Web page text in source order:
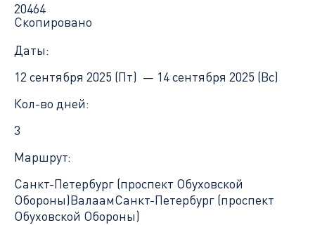
20464
Скопировано
Даты:
12 сентября 2025 (Пт) — 14 сентября 2025 (Вс)
Кол-во дней:
3
Маршрут:
Санкт-Петербург (проспект Обуховской
Обороны)ВалаамСанкт-Петербург (проспект
Обуховской Обороны)